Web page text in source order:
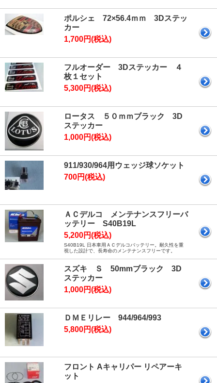
ポルシェ 72×56.4ｍｍ 3Dステッ
カー
1,700円(税込)
フルオーダー 3Dステッカー ４
枚１セット
5,300円(税込)
ロータス ５０ｍｍブラック 3D
ステッカー
1,000円(税込)
911/930/964用ウェッジ球ソケット
700円(税込)
ＡＣデルコ メンテナンスフリーバ
ッテリー S40B19L
5,200円(税込)
S40B19L 日本車用ＡＣデルコバッテリー。耐久性を重
視した設計で、長寿命のメンテナンスフリーです。
スズキ Ｓ 50mmブラック 3D
ステッカー
1,000円(税込)
ＤＭＥリレー 944/964/993
5,800円(税込)
フロント Aキャリパー リペアーキ
ット